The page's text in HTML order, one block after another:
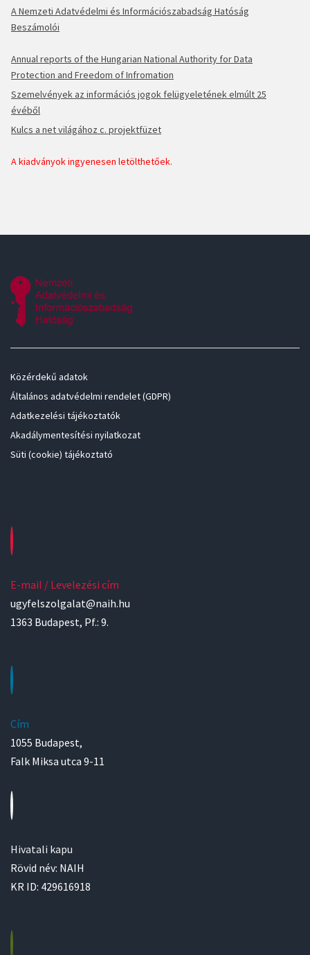
A Nemzeti Adatvédelmi és Információszabadság Hatóság
Beszámolói
Annual reports of the Hungarian National Authority for Data
Protection and Freedom of Infromation
Szemelvények az információs jogok felügyeletének elmúlt 25
évéből
Kulcs a net világához c. projektfüzet
A kiadványok ingyenesen letölthetőek.
Közérdekű adatok
Általános adatvédelmi rendelet (GDPR)
Adatkezelési tájékoztatók
Akadálymentesítési nyilatkozat
Süti (cookie) tájékoztató
E-mail / Levelezési cím
ugyfelszolgalat@naih.hu
1363 Budapest, Pf.: 9.
Cím
1055 Budapest,
Falk Miksa utca 9-11
Hivatali kapu
Rövid név: NAIH
KR ID: 429616918